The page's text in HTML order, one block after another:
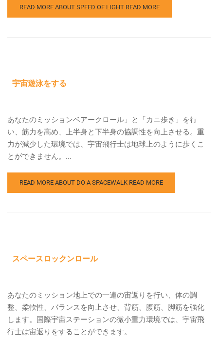
READ MORE ABOUT SPEED OF LIGHT READ MORE
宇宙遊泳をする
あなたのミッションベアークロール」と「カニ歩き」を行
い、筋力を高め、上半身と下半身の協調性を向上させる。重
力が減少した環境では、宇宙飛行士は地球上のように歩くこ
とができません。...
READ MORE ABOUT DO A SPACEWALK READ MORE
スペースロックンロール
あなたのミッション地上での一連の宙返りを行い、体の調
整、柔軟性、バランスを向上させ、背筋、腹筋、脚筋を強化
します。国際宇宙ステーションの微小重力環境では、宇宙飛
行士は宙返りをすることができます。